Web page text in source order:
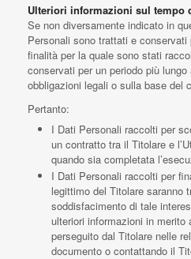
Ulteriori informazioni sul tempo
Se non diversamente indicato in
Personali sono trattati e
finalità per la quale sono stati
conservati per un periodo più
obbligazioni legali o sulla base del
Pertanto:
I Dati Personali raccolti per
un contratto tra il Titolare e
quando sia completata
I Dati Personali raccolti per
legittimo del Titolare saranno
soddisfacimento di tale
ulteriori informazioni in merito
perseguito dal Titolare nelle
documento o contattando il